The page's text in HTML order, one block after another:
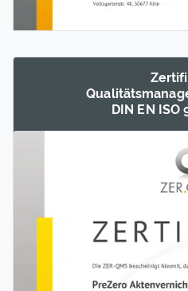
DIN EN ISO